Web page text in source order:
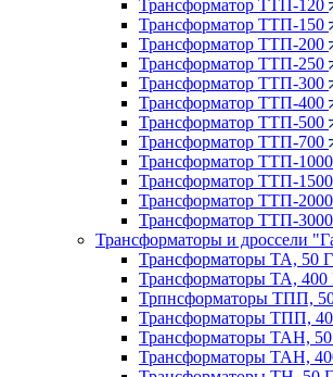
Трансформатор ТТП-120
Трансформатор ТТП-150
Трансформатор ТТП-200
Трансформатор ТТП-250
Трансформатор ТТП-300
Трансформатор ТТП-400
Трансформатор ТТП-500
Трансформатор ТТП-700
Трансформатор ТТП-1000
Трансформатор ТТП-1500
Трансформатор ТТП-2000
Трансформатор ТТП-3000
Трансформаторы и дроссели
Трансформаторы ТА, 50
Трансформаторы ТА, 400
Трпнсформаторы ТПП,
Трансформаторы ТПП,
Трансформаторы ТАН,
Трансформаторы ТАН,